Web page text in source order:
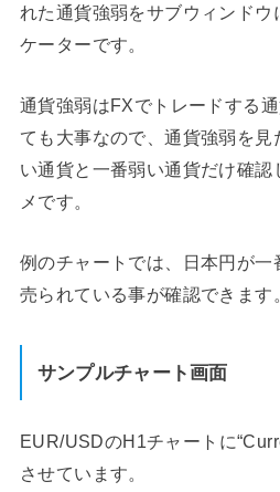
れた通貨強弱をサブウィンド
ケーターです。
通貨強弱はFXでトレードする
ても大事なので、通貨強弱を
い通貨と一番弱い通貨だけ確認
メです。
例のチャートでは、日本円が
売られている事が確認できます
サンプルチャート画面
EUR/USDのH1チャートに
させています。